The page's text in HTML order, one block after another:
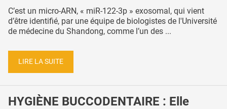
C’est un micro-ARN, « miR-122-3p » exosomal, qui vient
d’être identifié, par une équipe de biologistes de l'Université
de médecine du Shandong, comme l’un des ...
LIRE LA SUITE
HYGIÈNE BUCCODENTAIRE : Elle